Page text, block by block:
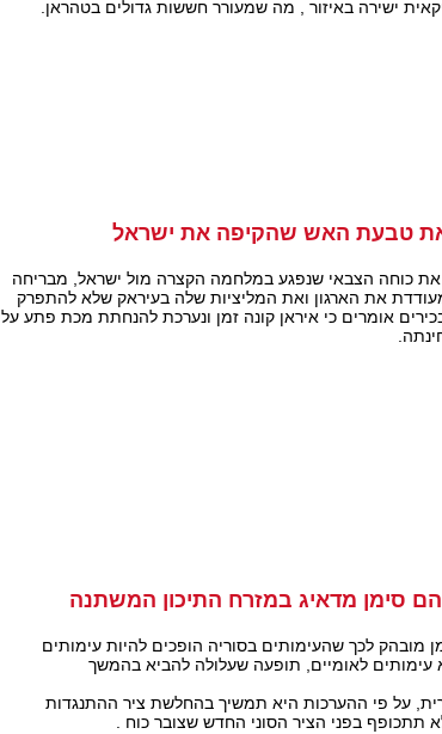
ישירה באיזור , מה שמעורר חששות גדולים בטהראן.
טבעת האש שהקיפה את ישראל
כוחה הצבאי שנפגע במלחמה הקצרה מול ישראל, מבריחה
את הארגון ואת המליציות שלה בעיראק שלא להתפרק
אומרים כי איראן קונה זמן ונערכת להנחתת מכת פתע על
הם סימן מדאיג במזרח התיכון המשתנה
מובהק לכך שהעימותים בסוריה הופכים להיות עימותים
עימותים לאומיים, תופעה שעלולה להביא בהמשך
על פי ההערכות היא תמשיך בהחלשת ציר ההתנגדות
תתכופף בפני הציר הסוני החדש שצובר כוח .